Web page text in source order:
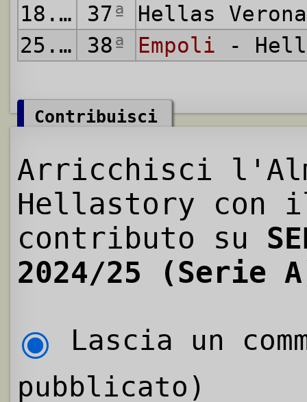
18.05.2025
37ª
Hellas
25.05.2025
38ª Empoli -
Contribuisci
Arricchisci
Hellastory con
contributo su
2024/25 (Serie
Lascia un
pubblicato)